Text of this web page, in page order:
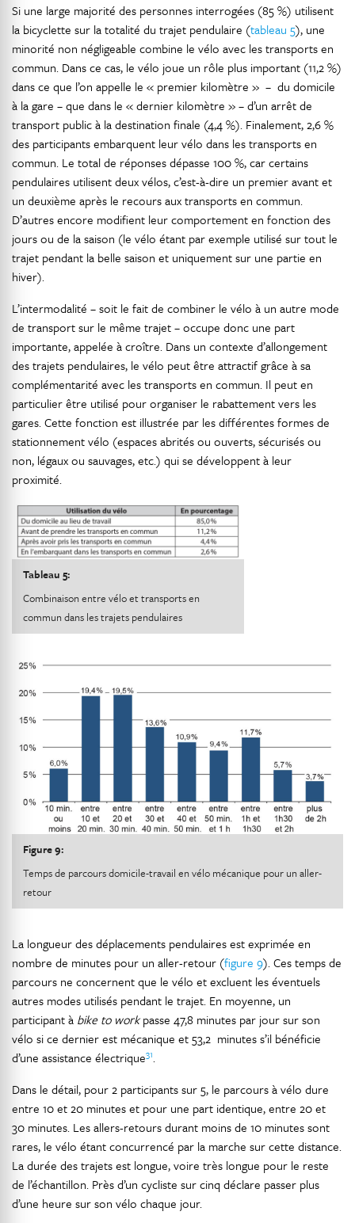
Si une large majorité des personnes interrogées (85 %) utilisent
la bicyclette sur la totalité du trajet pendulaire (tableau 5), une
minorité non négligeable combine le vélo avec les transports en
commun. Dans ce cas, le vélo joue un rôle plus important (11,2 %)
dans ce que l’on appelle le « premier kilomètre » – du domicile
à la gare – que dans le « dernier kilomètre » – d’un arrêt de
transport public à la destination finale (4,4 %). Finalement, 2,6 %
des participants embarquent leur vélo dans les transports en
commun. Le total de réponses dépasse 100 %, car certains
pendulaires utilisent deux vélos, c’est-à-dire un premier avant et
un deuxième après le recours aux transports en commun.
D’autres encore modifient leur comportement en fonction des
jours ou de la saison (le vélo étant par exemple utilisé sur tout le
trajet pendant la belle saison et uniquement sur une partie en
hiver).
L’intermodalité – soit le fait de combiner le vélo à un autre mode
de transport sur le même trajet – occupe donc une part
importante, appelée à croître. Dans un contexte d’allongement
des trajets pendulaires, le vélo peut être attractif grâce à sa
complémentarité avec les transports en commun. Il peut en
particulier être utilisé pour organiser le rabattement vers les
gares. Cette fonction est illustrée par les différentes formes de
stationnement vélo (espaces abrités ou ouverts, sécurisés ou
non, légaux ou sauvages, etc.) qui se développent à leur
proximité.
Tableau 5:
Combinaison entre vélo et transports en
commun dans les trajets pendulaires
Figure 9:
Temps de parcours domicile-travail en vélo mécanique pour un aller-
retour
La longueur des déplacements pendulaires est exprimée en
nombre de minutes pour un aller-retour (figure 9). Ces temps de
parcours ne concernent que le vélo et excluent les éventuels
autres modes utilisés pendant le trajet. En moyenne, un
participant à bike to workpasse 47,8 minutes par jour sur son
vélo si ce dernier est mécanique et 53,2 minutes s’il bénéficie
d’une assistance électrique31.
Dans le détail, pour 2 participants sur 5, le parcours à vélo dure
entre 10 et 20 minutes et pour une part identique, entre 20 et
30 minutes. Les allers-retours durant moins de 10 minutes sont
rares, le vélo étant concurrencé par la marche sur cette distance.
La durée des trajets est longue, voire très longue pour le reste
de l’échantillon. Près d’un cycliste sur cinq déclare passer plus
d’une heure sur son vélo chaque jour.